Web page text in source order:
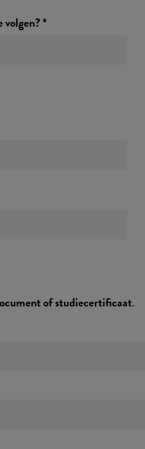
volgen? *
of studiecertificaat.